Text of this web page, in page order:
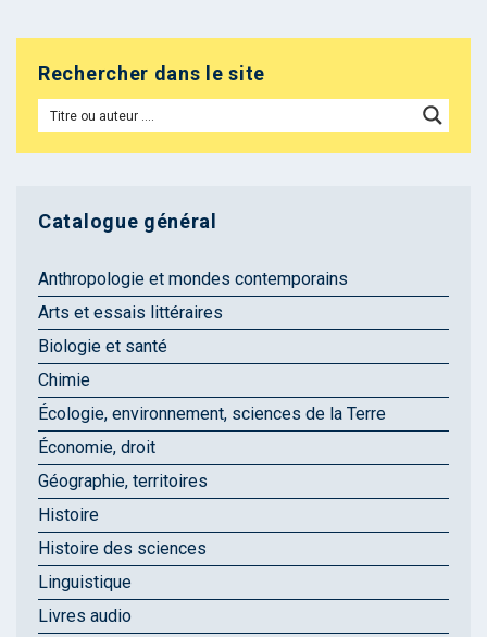
Rechercher dans le site
Catalogue général
Anthropologie et mondes contemporains
Arts et essais littéraires
Biologie et santé
Chimie
Écologie, environnement, sciences de la Terre
Économie, droit
Géographie, territoires
Histoire
Histoire des sciences
Linguistique
Livres audio